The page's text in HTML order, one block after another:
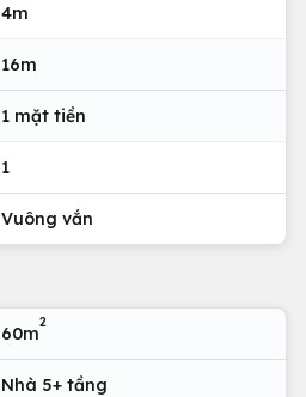
4m
16m
1 mặt tiền
1
Vuông vắn
60m
2
Nhà 5+ tầng